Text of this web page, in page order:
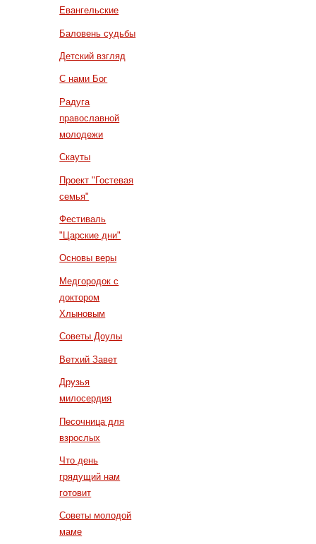
Евангельские
Баловень судьбы
Детский взгляд
С нами Бог
Радуга
православной
молодежи
Скауты
Проект "Гостевая
семья"
Фестиваль
"Царские дни"
Основы веры
Медгородок с
доктором
Хлыновым
Советы Доулы
Ветхий Завет
Друзья
милосердия
Песочница для
взрослых
Что день
грядущий нам
готовит
Советы молодой
маме